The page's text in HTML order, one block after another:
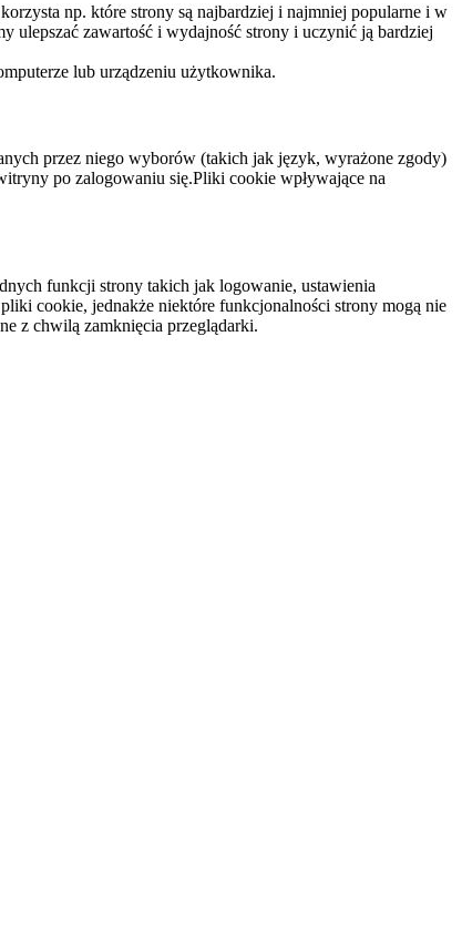
np. które strony są najbardziej i najmniej popularne i w
ulepszać zawartość i wydajność strony i uczynić ją bardziej
lub urządzeniu użytkownika.
przez niego wyborów (takich jak język, wyrażone zgody)
po zalogowaniu się.Pliki cookie wpływające na
funkcji strony takich jak logowanie, ustawienia
cookie, jednakże niektóre funkcjonalności strony mogą nie
z chwilą zamknięcia przeglądarki.